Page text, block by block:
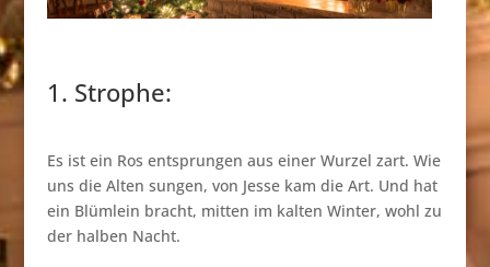
1. Strophe:
Es ist ein Ros entsprungen aus einer Wurzel zart. Wie
uns die Alten sungen, von Jesse kam die Art. Und hat
ein Blümlein bracht, mitten im kalten Winter, wohl zu
der halben Nacht.